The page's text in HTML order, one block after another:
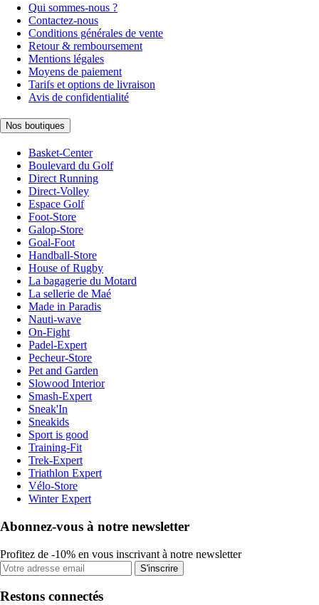
Qui sommes-nous ?
Contactez-nous
Conditions générales de vente
Retour & remboursement
Mentions légales
Moyens de paiement
Tarifs et options de livraison
Avis de confidentialité
Nos boutiques
Basket-Center
Boulevard du Golf
Direct Running
Direct-Volley
Espace Golf
Foot-Store
Galop-Store
Goal-Foot
Handball-Store
House of Rugby
La bagagerie du Motard
La sellerie de Maé
Made in Paradis
Nauti-wave
On-Fight
Padel-Expert
Pecheur-Store
Pet and Garden
Slowood Interior
Smash-Expert
Sneak'In
Sneakids
Sport is good
Training-Fit
Trek-Expert
Triathlon Expert
Vélo-Store
Winter Expert
Abonnez-vous à notre newsletter
Profitez de -10% en vous inscrivant à notre newsletter
S'inscrire
Restons connectés